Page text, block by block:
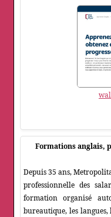
Formations anglais,
Depuis 35 ans,
professionnelle des
formation organisé
bureautique, les